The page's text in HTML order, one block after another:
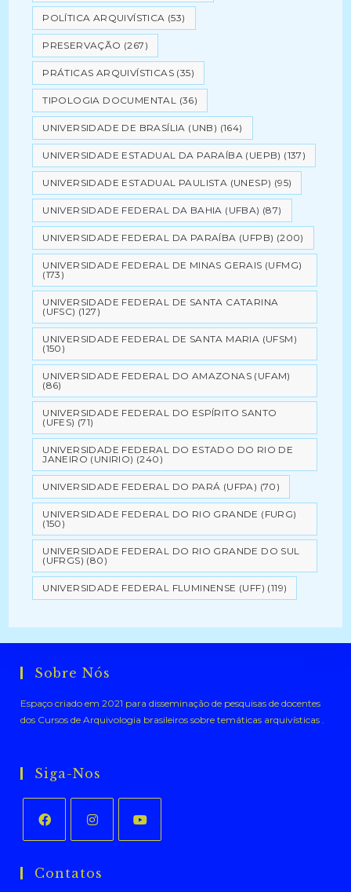
POLÍTICA ARQUIVÍSTICA (53)
PRESERVAÇÃO (267)
PRÁTICAS ARQUIVÍSTICAS (35)
TIPOLOGIA DOCUMENTAL (36)
UNIVERSIDADE DE BRASÍLIA (UNB) (164)
UNIVERSIDADE ESTADUAL DA PARAÍBA (UEPB) (137)
UNIVERSIDADE ESTADUAL PAULISTA (UNESP) (95)
UNIVERSIDADE FEDERAL DA BAHIA (UFBA) (87)
UNIVERSIDADE FEDERAL DA PARAÍBA (UFPB) (200)
UNIVERSIDADE FEDERAL DE MINAS GERAIS (UFMG)
(173)
UNIVERSIDADE FEDERAL DE SANTA CATARINA
(UFSC) (127)
UNIVERSIDADE FEDERAL DE SANTA MARIA (UFSM)
(150)
UNIVERSIDADE FEDERAL DO AMAZONAS (UFAM)
(86)
UNIVERSIDADE FEDERAL DO ESPÍRITO SANTO
(UFES) (71)
UNIVERSIDADE FEDERAL DO ESTADO DO RIO DE
JANEIRO (UNIRIO) (240)
UNIVERSIDADE FEDERAL DO PARÁ (UFPA) (70)
UNIVERSIDADE FEDERAL DO RIO GRANDE (FURG)
(150)
UNIVERSIDADE FEDERAL DO RIO GRANDE DO SUL
(UFRGS) (80)
UNIVERSIDADE FEDERAL FLUMINENSE (UFF) (119)
Sobre Nós
Espaço criado em 2021 para disseminação de pesquisas de docentes
dos Cursos de Arquivologia brasileiros sobre temáticas arquivísticas .
Siga-Nos
em
em
Contatos